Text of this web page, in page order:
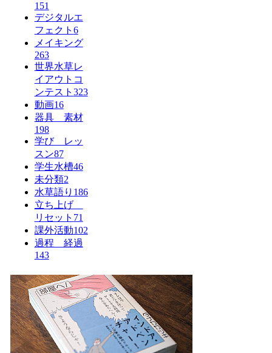
151
デジタルエ
フェクト 6
メイキング
263
世界水草レ
イアウトコ
ンテスト 323
動画16
器具 素材
198
学び レッ
スン87
学生水槽46
未分類2
水草語り 186
立ち上げ
リセット 71
課外活動102
過程 経過
143